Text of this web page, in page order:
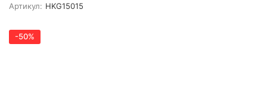
Артикул: HKG15015
-50%